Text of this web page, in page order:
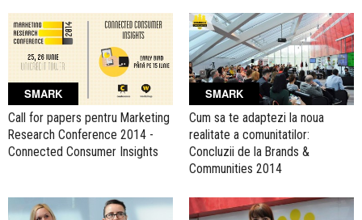
SMARK
Call for papers pentru Marketing
Research Conference 2014 -
Connected Consumer Insights
SMARK
Cum sa te adaptezi la noua
realitate a comunitatilor:
Concluzii de la Brands &
Communities 2014